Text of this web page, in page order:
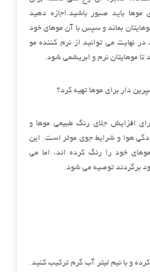
باید صبور باشید.اجازه دهید
روی موهایتان بماند و سپس با آن موهای خود
نهایت می توانید از نرم کننده مو
تا موهایتان نرم و ابریشمی شود.
دار برای موها تهیه کرد؟
افزایش جلای رنگ طبیعی موها و
هوا و شرایط جوی موثر است. این
خود را رنگ کرده اند، اما می
برگردند توصیه می شود.
و با نیم لیتر آب گرم ترکیب کنید.